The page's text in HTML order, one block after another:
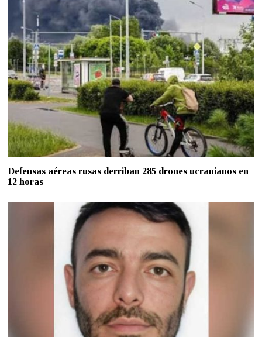
Defensas aéreas rusas derriban 285 drones ucranianos en
12 horas